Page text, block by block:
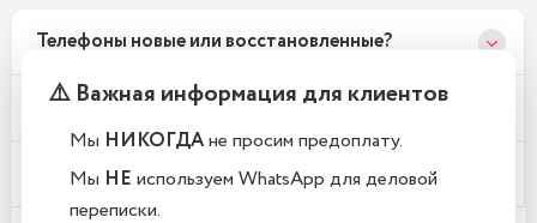
Телефоны новые или восстановленные?
Почему у вас такие низкие цены?
Где находится Ваш магазин?
⚠️ Важная информация для клиентов
Мы НИКОГДАне просим предоплату.
Мы НЕ используем WhatsApp для деловой
переписки.